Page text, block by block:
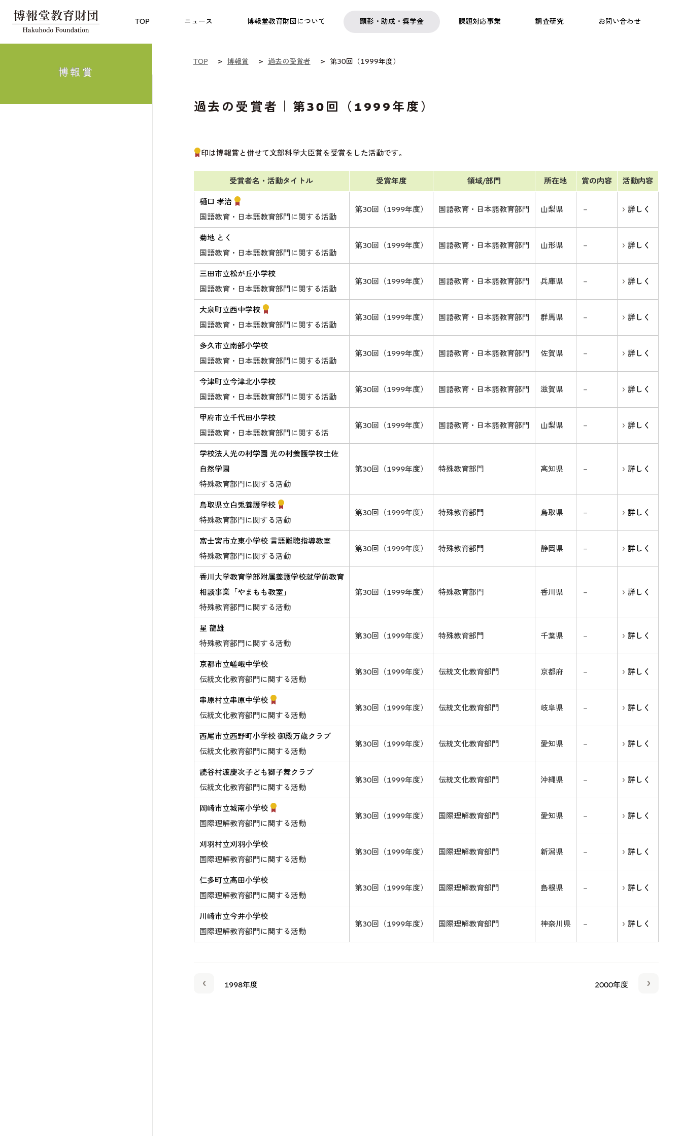
TOP ニュース 博報堂教育財団について 顕彰・助成・奨学金 課題対応事業 調査研究 お問い合わせ
についての研究助成 奨学金 フェローシップ
日本語交流
プログラム 社会啓発事業 プログラム こども研究所
博報賞
TOP 博報賞 過去の受賞者 第30回（1999年度）
過去の受賞者｜第30回（1999年度）
印は博報賞と併せて文部科学大臣賞を受賞をした活動です。
受賞者名・活動タイトル 受賞年度 領域/部門 所在地 賞の内容 活動内容
樋口 孝治
国語教育・日本語教育部門に関する活動
第30回（1999年度） 国語教育・日本語教育部門 山梨県 － 詳しく
菊地 とく
国語教育・日本語教育部門に関する活動
第30回（1999年度） 国語教育・日本語教育部門 山形県 － 詳しく
三田市立松が丘小学校
国語教育・日本語教育部門に関する活動
第30回（1999年度） 国語教育・日本語教育部門 兵庫県 － 詳しく
大泉町立西中学校
国語教育・日本語教育部門に関する活動
第30回（1999年度） 国語教育・日本語教育部門 群馬県 － 詳しく
多久市立南部小学校
国語教育・日本語教育部門に関する活動
第30回（1999年度） 国語教育・日本語教育部門 佐賀県 － 詳しく
今津町立今津北小学校
国語教育・日本語教育部門に関する活動
第30回（1999年度） 国語教育・日本語教育部門 滋賀県 － 詳しく
甲府市立千代田小学校
国語教育・日本語教育部門に関する活
第30回（1999年度） 国語教育・日本語教育部門 山梨県 － 詳しく
学校法人光の村学園 光の村養護学校土佐
自然学園
特殊教育部門に関する活動
第30回（1999年度） 特殊教育部門 高知県 － 詳しく
鳥取県立白兎養護学校
特殊教育部門に関する活動
第30回（1999年度） 特殊教育部門 鳥取県 － 詳しく
富士宮市立東小学校 言語難聴指導教室
特殊教育部門に関する活動
第30回（1999年度） 特殊教育部門 静岡県 － 詳しく
香川大学教育学部附属養護学校就学前教育
相談事業「やまもも教室」
特殊教育部門に関する活動
第30回（1999年度） 特殊教育部門 香川県 － 詳しく
星 龍雄
特殊教育部門に関する活動
第30回（1999年度） 特殊教育部門 千葉県 － 詳しく
京都市立嵯峨中学校
伝統文化教育部門に関する活動
第30回（1999年度） 伝統文化教育部門 京都府 － 詳しく
串原村立串原中学校
伝統文化教育部門に関する活動
第30回（1999年度） 伝統文化教育部門 岐阜県 － 詳しく
西尾市立西野町小学校 御殿万歳クラブ
伝統文化教育部門に関する活動
第30回（1999年度） 伝統文化教育部門 愛知県 － 詳しく
読谷村渡慶次子ども獅子舞クラブ
伝統文化教育部門に関する活動
第30回（1999年度） 伝統文化教育部門 沖縄県 － 詳しく
岡崎市立城南小学校
国際理解教育部門に関する活動
第30回（1999年度） 国際理解教育部門 愛知県 － 詳しく
刈羽村立刈羽小学校
国際理解教育部門に関する活動
第30回（1999年度） 国際理解教育部門 新潟県 － 詳しく
仁多町立高田小学校
国際理解教育部門に関する活動
第30回（1999年度） 国際理解教育部門 島根県 － 詳しく
川崎市立今井小学校
国際理解教育部門に関する活動
第30回（1999年度） 国際理解教育部門 神奈川県 － 詳しく
1998年度 2000年度